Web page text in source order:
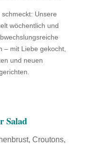
Unsere
wöchentlich und
– mit Liebe gekocht,
und neuen
Salad
Croutons,